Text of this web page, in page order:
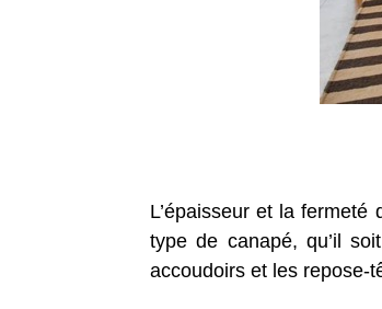
L’épaisseur et la
type de canapé, qu’il
accoudoirs et les repose-